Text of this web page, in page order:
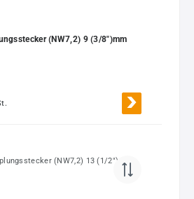
(NW7,2) 9 (3/8")mm